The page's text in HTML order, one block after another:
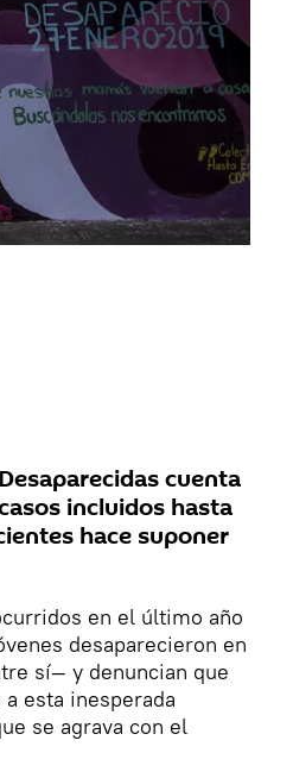
cuenta
incluidos hasta
hace suponer
en el último año
desaparecieron en
sí— y denuncian que
esta inesperada
se agrava con el